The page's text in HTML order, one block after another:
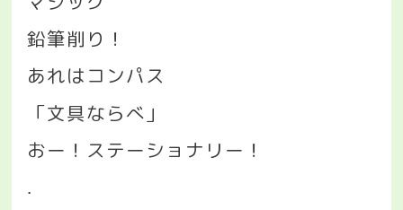
鉛筆削り！
あれはコンパス
「文具ならべ」
おー！ステーショナリー！
.